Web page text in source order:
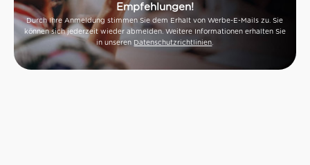
Empfehlungen!
Durch Ihre Anmeldung stimmen Sie dem Erhalt von Werbe-E-Mails zu. Sie
können sich jederzeit wieder abmelden. Weitere Informationen erhalten Sie
in unseren Datenschutzrichtlinien